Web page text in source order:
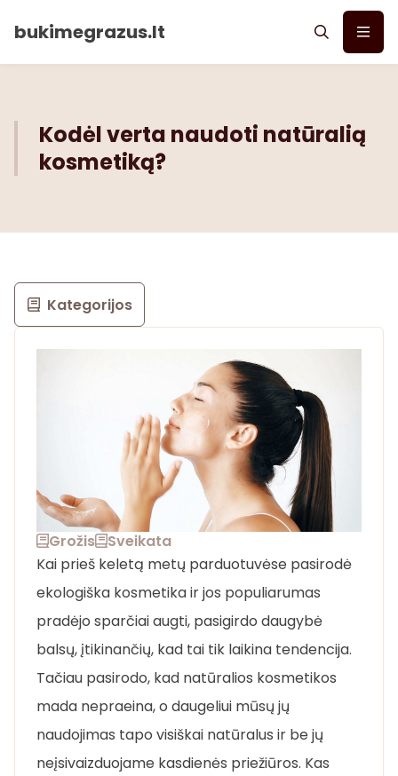
bukimegrazus.lt
Kodėl verta naudoti natūralią
kosmetiką?
Grožis
Sveikata
Kai prieš keletą metų parduotuvėse pasirodė
ekologiška kosmetika ir jos populiarumas
pradėjo sparčiai augti, pasigirdo daugybė
balsų, įtikinančių, kad tai tik laikina tendencija.
Tačiau pasirodo, kad natūralios kosmetikos
mada nepraeina, o daugeliui mūsų jų
naudojimas tapo visiškai natūralus ir be jų
neįsivaizduojame kasdienės priežiūros. Kas
Kategorijos